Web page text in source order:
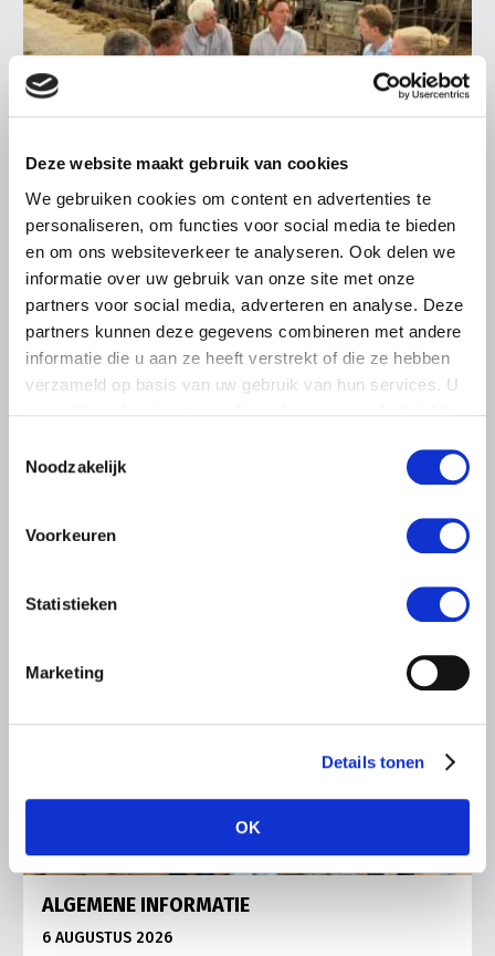
Deze website maakt gebruik van cookies
We gebruiken cookies om content en advertenties te
personaliseren, om functies voor social media te bieden
en om ons websiteverkeer te analyseren. Ook delen we
informatie over uw gebruik van onze site met onze
partners voor social media, adverteren en analyse. Deze
partners kunnen deze gegevens combineren met andere
informatie die u aan ze heeft verstrekt of die ze hebben
verzameld op basis van uw gebruik van hun services. U
Noodzakelijk
Voorkeuren
Statistieken
Marketing
Details tonen
OK
LTO LOBBY
6 AUGUSTUS 2026
Kamerlid Goudzwaard (JA21)
bezoekt melkveehouderij in
Súdwest-Fryslân
LTO Nederland ontving gisteren Tweede Kamerlid
ALGEMENE INFORMATIE
6 AUGUSTUS 2026